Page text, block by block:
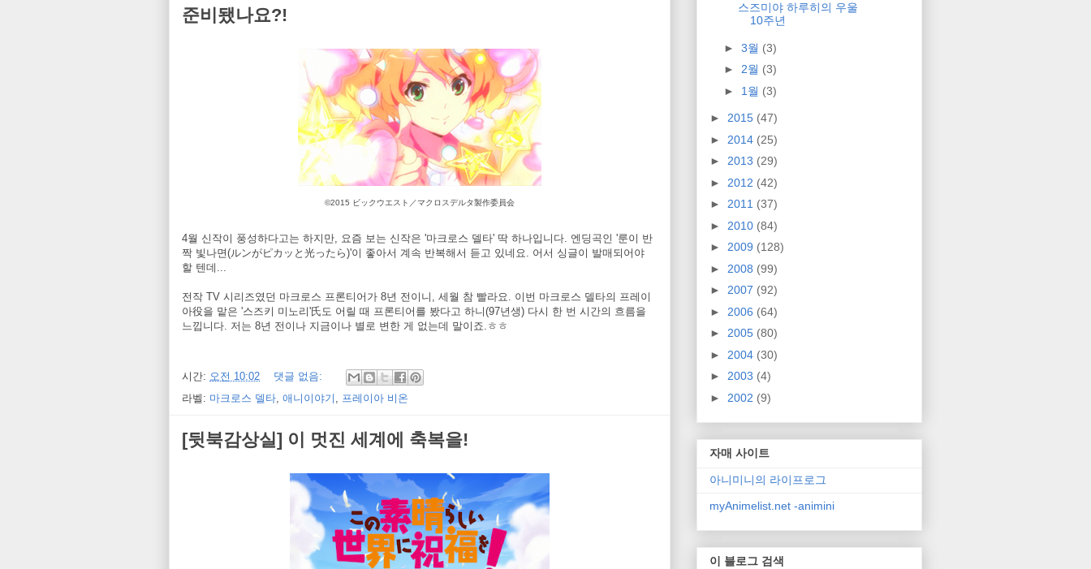
준비됐나요?!
©2015 ビックウエスト／マクロスデルタ製作委員会
4월 신작이 풍성하다고는 하지만, 요즘 보는 신작은 '마크로스 델타' 딱 하나입니다. 엔딩곡인 '룬이 반
짝 빛나면(ルンがピカッと光ったら)'이 좋아서 계속 반복해서 듣고 있네요. 어서 싱글이 발매되어야
할 텐데...
전작 TV 시리즈였던 마크로스 프론티어가 8년 전이니, 세월 참 빨라요. 이번 마크로스 델타의 프레이
아役을 맡은 '스즈키 미노리'氏도 어릴 때 프론티어를 봤다고 하니(97년생) 다시 한 번 시간의 흐름을
느낍니다. 저는 8년 전이나 지금이나 별로 변한 게 없는데 말이죠.ㅎㅎ
시간: 오전 10:02
댓글 없음:
라벨: 마크로스 델타, 애니이야기 , 프레이아 비온
[뒷북감상실] 이 멋진 세계에 축복을!
스즈미야 하루히의 우울
10주년
► 3월 (3)
► 2월 (3)
► 1월 (3)
► 2015 (47)
► 2014 (25)
► 2013 (29)
► 2012 (42)
► 2011 (37)
► 2010 (84)
► 2009 (128)
► 2008 (99)
► 2007 (92)
► 2006 (64)
► 2005 (80)
► 2004 (30)
► 2003 (4)
► 2002 (9)
자매 사이트
아니미니의 라이프로그
myAnimelist.net -animini
이 블로그 검색